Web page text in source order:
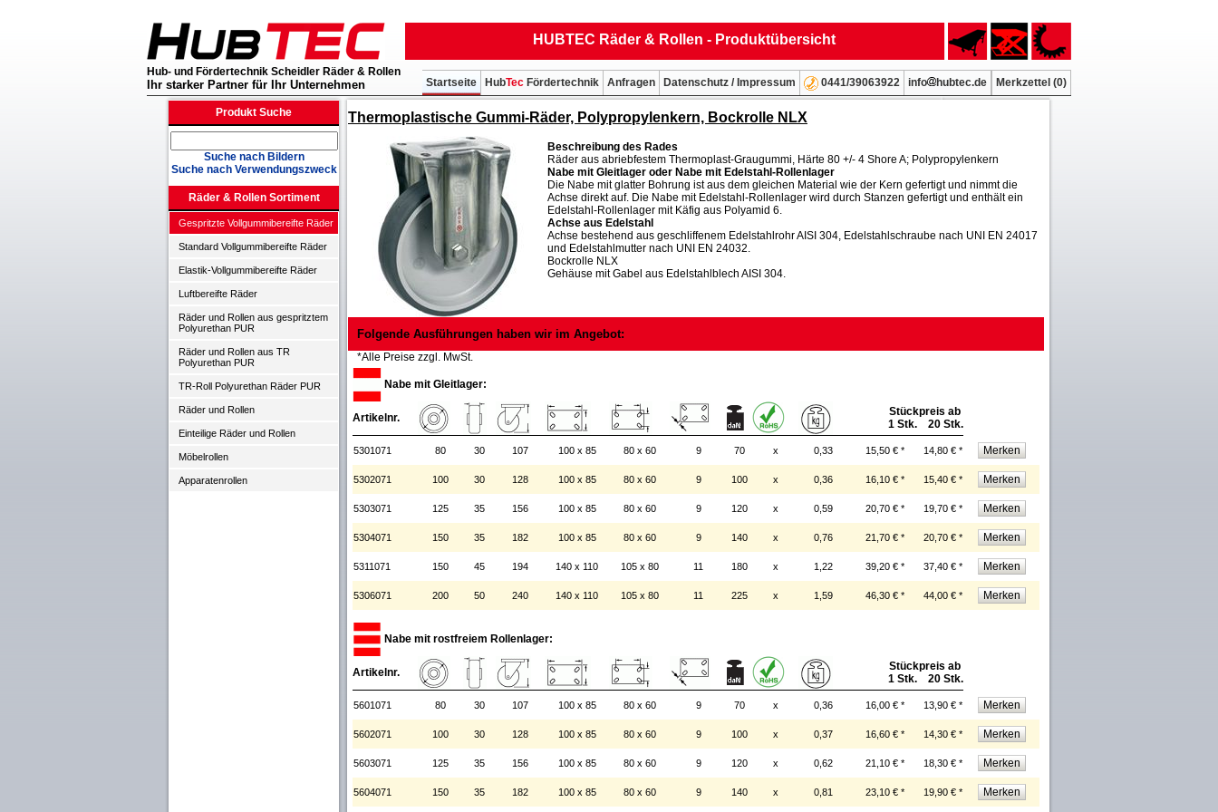
HUBTEC Räder & Rollen - Produktübersicht
Hub- und Fördertechnik Scheidler Räder & Rollen
Ihr starker Partner für Ihr Unternehmen Merkzettel (0)
info hubtec.de
0441/39063922
Datenschutz / Impressum
Anfragen
HubTec Fördertechnik
Startseite
Produkt Suche
Suche nach Bildern
Suche nach Verwendungszweck
Räder & Rollen Sortiment
Gespritzte Vollgummibereifte Räder
Standard Vollgummibereifte Räder
Elastik-Vollgummibereifte Räder
Luftbereifte Räder
Räder und Rollen aus gespritztem
Polyurethan PUR
Räder und Rollen aus TR
Polyurethan PUR
TR-Roll Polyurethan Räder PUR
Räder und Rollen
Einteilige Räder und Rollen
Möbelrollen
Apparatenrollen
Thermoplastische Gummi-Räder, Polypropylenkern, Bockrolle NLX
Beschreibung des Rades
Räder aus abriebfestem Thermoplast-Graugummi, Härte 80 +/- 4 Shore A; Polypropylenkern
Nabe mit Gleitlager oder Nabe mit Edelstahl-Rollenlager
Die Nabe mit glatter Bohrung ist aus dem gleichen Material wie der Kern gefertigt und nimmt die
Achse direkt auf. Die Nabe mit Edelstahl-Rollenlager wird durch Stanzen gefertigt und enthält ein
Edelstahl-Rollenlager mit Käfig aus Polyamid 6.
Achse aus Edelstahl
Achse bestehend aus geschliffenem Edelstahlrohr AISI 304, Edelstahlschraube nach UNI EN 24017
und Edelstahlmutter nach UNI EN 24032.
Bockrolle NLX
Gehäuse mit Gabel aus Edelstahlblech AISI 304.
Folgende Ausführungen haben wir im Angebot:
*Alle Preise zzgl. MwSt.
Nabe mit Gleitlager:
Artikelnr.
Stückpreis ab
1 Stk. 20 Stk.
5301071 80 30 107 100 x 85 80 x 60 9 70 x 0,33 15,50 € * 14,80 € *
5302071 100 30 128 100 x 85 80 x 60 9 100 x 0,36 16,10 € * 15,40 € *
5303071 125 35 156 100 x 85 80 x 60 9 120 x 0,59 20,70 € * 19,70 € *
5304071 150 35 182 100 x 85 80 x 60 9 140 x 0,76 21,70 € * 20,70 € *
5311071 150 45 194 140 x 110 105 x 80 11 180 x 1,22 39,20 € * 37,40 € *
5306071 200 50 240 140 x 110 105 x 80 11 225 x 1,59 46,30 € * 44,00 € *
Nabe mit rostfreiem Rollenlager:
Artikelnr.
Stückpreis ab
1 Stk. 20 Stk.
5601071 80 30 107 100 x 85 80 x 60 9 70 x 0,36 16,00 € * 13,90 € *
5602071 100 30 128 100 x 85 80 x 60 9 100 x 0,37 16,60 € * 14,30 € *
5603071 125 35 156 100 x 85 80 x 60 9 120 x 0,62 21,10 € * 18,30 € *
5604071 150 35 182 100 x 85 80 x 60 9 140 x 0,81 23,10 € * 19,90 € *